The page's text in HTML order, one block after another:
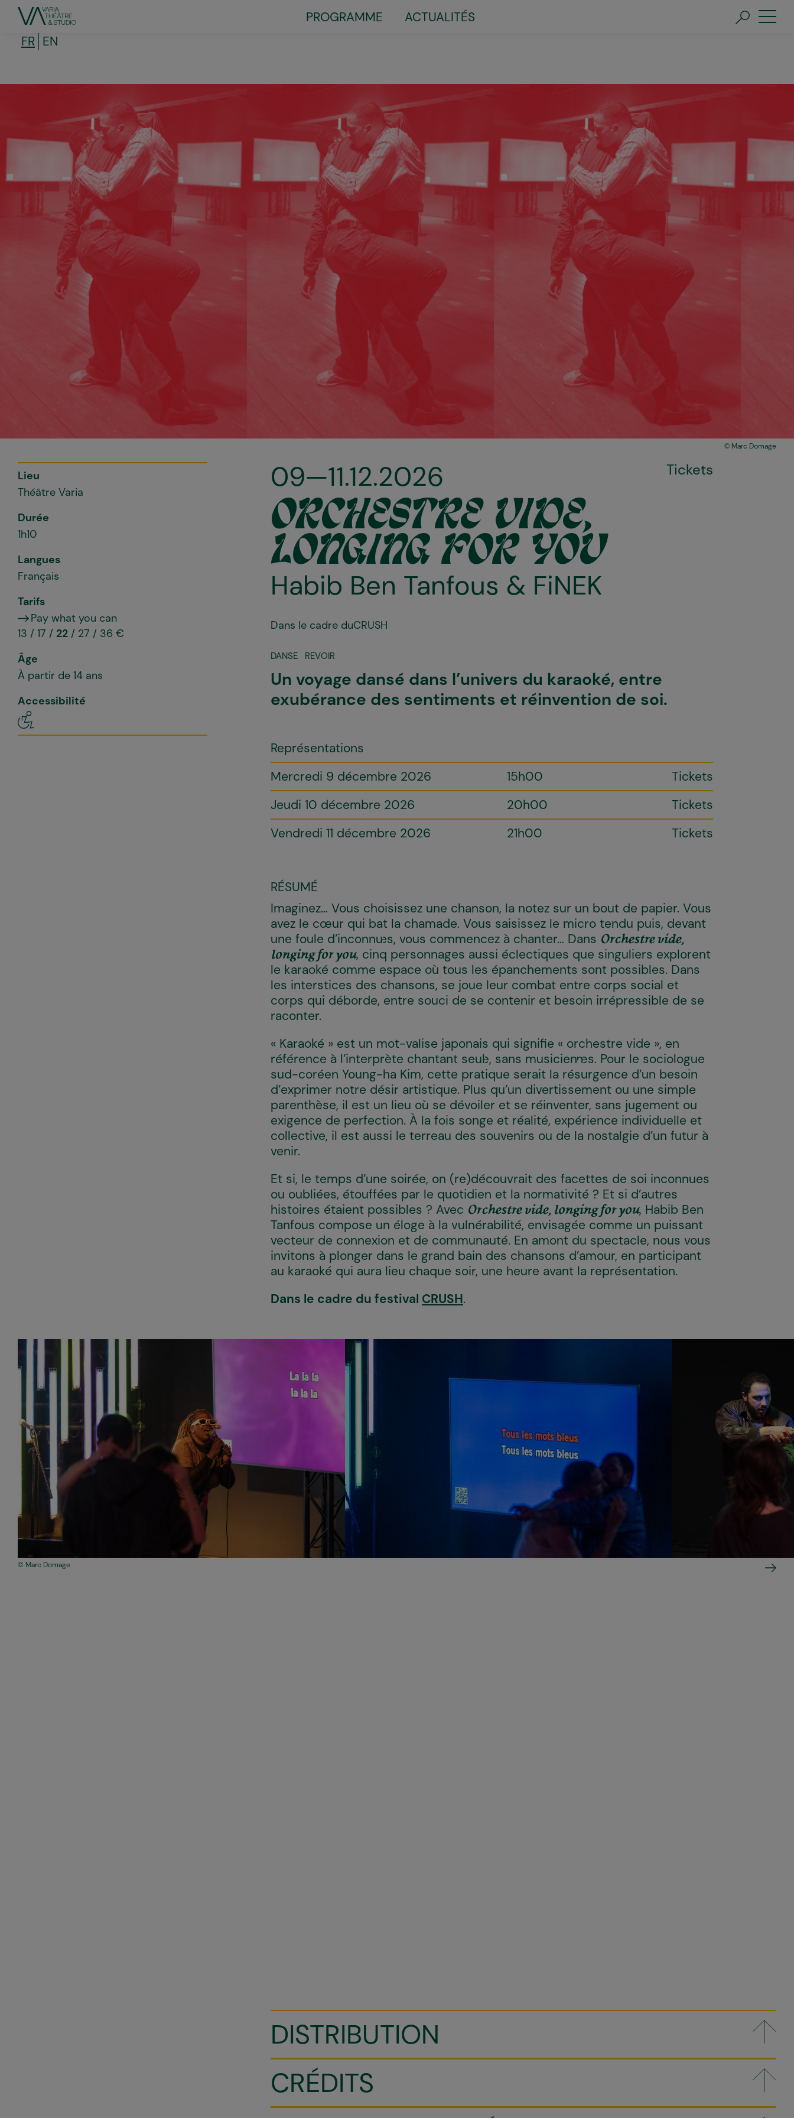
contenu
Little
PROGRAMME
ACTUALITÉS
FR EN
Marc Domage
Lieu
Théâtre Varia
Durée
1h10
Langues
Français
Tarifs
Pay what you can
13 / 17 / 22 / 27 / 36 €
Âge
À partir de 14 ans
Accessibilité
09—11.12.2026 Tickets
ORCHESTRE VIDE,
LONGING FOR YOU
Habib Ben Tanfous & FiNEK
Dans le cadre duCRUSH
DANSE REVOIR
Un voyage dansé dans l’univers du karaoké, entre
exubérance des sentiments et réinvention de soi.
Représentations
Mercredi 9 décembre 2026
15h00
Tickets
Jeudi 10 décembre 2026
20h00
Tickets
Vendredi 11 décembre 2026
21h00 Tickets
RÉSUMÉ
Imaginez… Vous choisissez une chanson, la notez sur un bout de papier. Vous
avez le cœur qui bat la chamade. Vous saisissez le micro tendu puis, devant
une foule d’inconnu·es, vous commencez à chanter… Dans Orchestre vide,
longing for you, cinq personnages aussi éclectiques que singuliers explorent
le karaoké comme espace où tous les épanchements sont possibles. Dans
les interstices des chansons, se joue leur combat entre corps social et
corps qui déborde, entre souci de se contenir et besoin irrépressible de se
raconter.
« Karaoké » est un mot-valise japonais qui signifie « orchestre vide », en
référence à l’interprète chantant seul·e, sans musicien·nes. Pour le sociologue
sud-coréen Young-ha Kim, cette pratique serait la résurgence d’un besoin
d’exprimer notre désir artistique. Plus qu’un divertissement ou une simple
parenthèse, il est un lieu où se dévoiler et se réinventer, sans jugement ou
exigence de perfection. À la fois songe et réalité, expérience individuelle et
collective, il est aussi le terreau des souvenirs ou de la nostalgie d’un futur à
venir.
Et si, le temps d’une soirée, on (re)découvrait des facettes de soi inconnues
ou oubliées, étouffées par le quotidien et la normativité ? Et si d’autres
histoires étaient possibles ? Avec Orchestre vide, longing for you, Habib Ben
Tanfous compose un éloge à la vulnérabilité, envisagée comme un puissant
vecteur de connexion et de communauté. En amont du spectacle, nous vous
invitons à plonger dans le grand bain des chansons d’amour, en participant
au karaoké qui aura lieu chaque soir, une heure avant la représentation.
Dans le cadre du festival CRUSH.
Marc Domage
DISTRIBUTION
CRÉDITS